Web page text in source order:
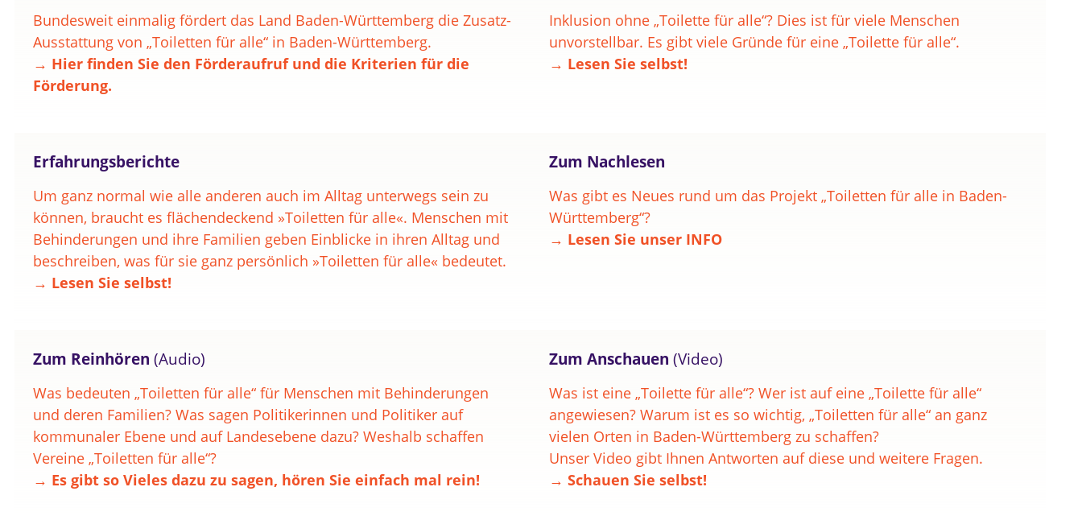
Bundesweit einmalig fördert das Land Baden-Württemberg die Zusatz-
Ausstattung von „Toiletten für alle“ in Baden-Württemberg.
→ Hier finden Sie den Förderaufruf und die Kriterien für die
Förderung.
Inklusion ohne „Toilette für alle“? Dies ist für viele Menschen
unvorstellbar. Es gibt viele Gründe für eine „Toilette für alle“.
→ Lesen Sie selbst!
Erfahrungsberichte
Um ganz normal wie alle anderen auch im Alltag unterwegs sein zu
können, braucht es flächendeckend »Toiletten für alle«. Menschen mit
Behinderungen und ihre Familien geben Einblicke in ihren Alltag und
beschreiben, was für sie ganz persönlich »Toiletten für alle« bedeutet.
→ Lesen Sie selbst!
Zum Nachlesen
Was gibt es Neues rund um das Projekt „Toiletten für alle in Baden-
Württemberg“?
→ Lesen Sie unser INFO
Zum Reinhören (Audio)
Was bedeuten „Toiletten für alle“ für Menschen mit Behinderungen
und deren Familien? Was sagen Politikerinnen und Politiker auf
kommunaler Ebene und auf Landesebene dazu? Weshalb schaffen
Vereine „Toiletten für alle“?
→ Es gibt so Vieles dazu zu sagen, hören Sie einfach mal rein!
Zum Anschauen (Video)
Was ist eine „Toilette für alle“? Wer ist auf eine „Toilette für alle“
angewiesen? Warum ist es so wichtig, „Toiletten für alle“ an ganz
vielen Orten in Baden-Württemberg zu schaffen?
Unser Video gibt Ihnen Antworten auf diese und weitere Fragen.
→ Schauen Sie selbst!